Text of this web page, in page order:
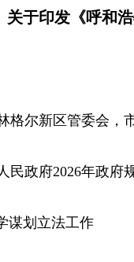
关于印发《呼和
尔新区管委会，
府2026年政府
划立法工作